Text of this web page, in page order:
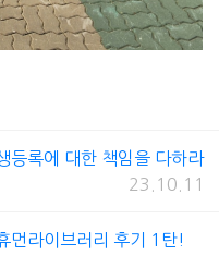
등록에 대한 책임을 다하라
23.10.11
먼라이브러리 후기 1탄!